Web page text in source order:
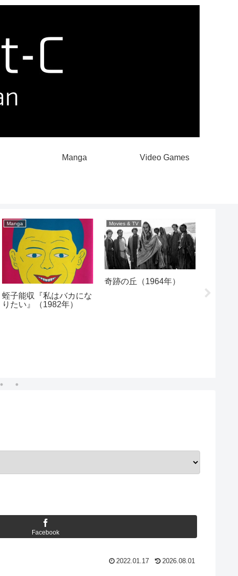
Manga Video Games
Manga
蛭子能収『私はバカにな
りたい』（1982年）
Movies & TV
奇跡の丘（1964年）
ット!キ
年）
Facebook
2022.01.17 2026.08.01